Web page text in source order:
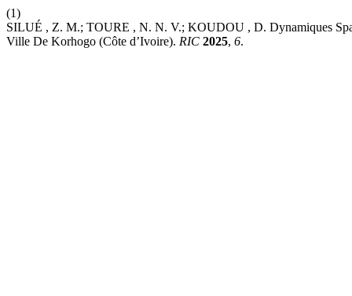
(1)
SILUÉ , Z. M.; TOURE , N. N. V.; KOUDOU , D. Dynamiques
Ville De Korhogo (Côte d’Ivoire). RIC 2025, 6.